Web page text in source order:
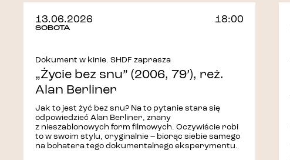
13.06.2026
SOBOTA
18:00
Dokument w kinie. SHDF zaprasza
„Życie bez snu” (2006, 79’), reż.
Alan Berliner
Jak to jest żyć bez snu? Na to pytanie stara się
odpowiedzieć Alan Berliner, znany
z nieszablonowych form filmowych. Oczywiście robi
to w swoim stylu, oryginalnie – biorąc siebie samego
na bohatera tego dokumentalnego eksperymentu.